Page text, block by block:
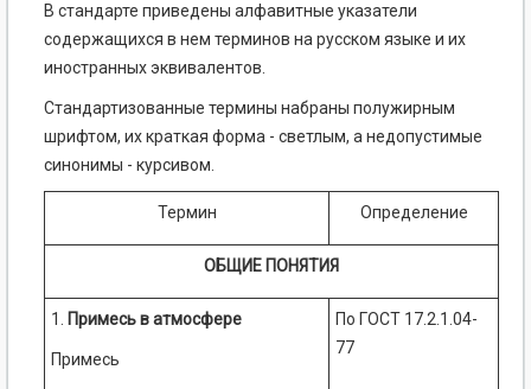
В стандарте приведены алфавитные указатели
содержащихся в нем терминов на русском языке и их
иностранных эквивалентов.
Стандартизованные термины набраны полужирным
шрифтом, их краткая форма - светлым, а недопустимые
синонимы - курсивом.
Термин Определение
ОБЩИЕ ПОНЯТИЯ
1. Примесь в атмосфере
Примесь
По ГОСТ 17.2.1.04-
77